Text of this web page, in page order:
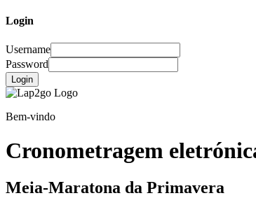
Login
Username
Password
Login
Bem-vindo
Cronometragem
Meia-Maratona da Primavera